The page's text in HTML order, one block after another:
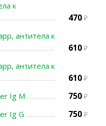
к
470
антитела к
610
антитела к
610
Ig M 750
Ig G 750